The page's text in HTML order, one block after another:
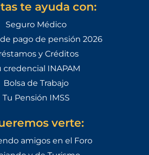
te ayuda con:
Seguro Médico
pago de pensión 2026
y Créditos
credencial INAPAM
Bolsa de Trabajo
Tu Pensión IMSS
verte:
amigos en el Foro